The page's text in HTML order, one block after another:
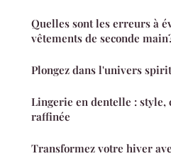
Quelles sont les erreurs à
vêtements de seconde
Plongez dans l'univers
Lingerie en dentelle : style,
raffinée
Transformez votre hiver